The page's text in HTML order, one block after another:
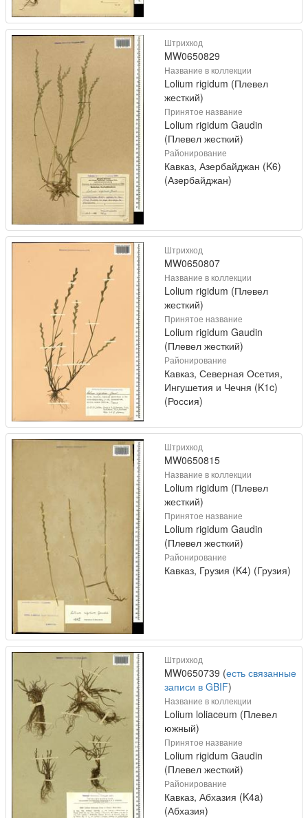
Штрихкод
MW0650829
Название в коллекции
Lolium rigidum (Плевел
жесткий)
Принятое название
Lolium rigidum Gaudin
(Плевел жесткий)
Районирование
Кавказ, Азербайджан (K6)
(Азербайджан)
Штрихкод
MW0650807
Название в коллекции
Lolium rigidum (Плевел
жесткий)
Принятое название
Lolium rigidum Gaudin
(Плевел жесткий)
Районирование
Кавказ, Северная Осетия,
Ингушетия и Чечня (K1c)
(Россия)
Штрихкод
MW0650815
Название в коллекции
Lolium rigidum (Плевел
жесткий)
Принятое название
Lolium rigidum Gaudin
(Плевел жесткий)
Районирование
Кавказ, Грузия (K4) (Грузия)
Штрихкод
MW0650739 (есть связанные
записи в GBIF)
Название в коллекции
Lolium loliaceum (Плевел
южный)
Принятое название
Lolium rigidum Gaudin
(Плевел жесткий)
Районирование
Кавказ, Абхазия (K4a)
(Абхазия)